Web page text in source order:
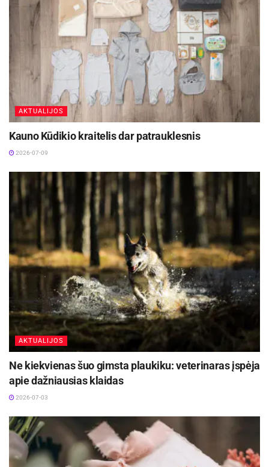
AKTUALIJOS
Kauno Kūdikio kraitelis dar patrauklesnis
2026-07-09
AKTUALIJOS
Ne kiekvienas šuo gimsta plaukiku: veterinaras įspėja
apie dažniausias klaidas
2026-07-03